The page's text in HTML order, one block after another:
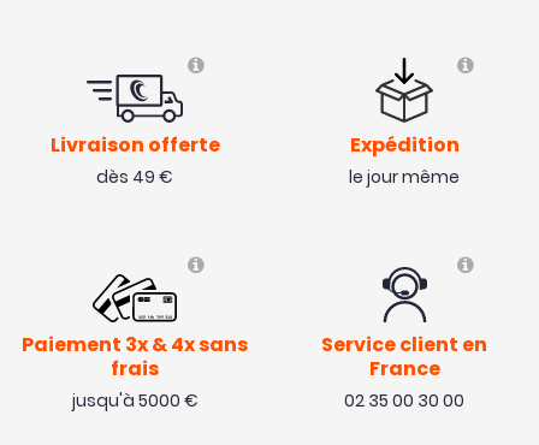
Livraison offerte
dès 49 €
Expédition
le jour même
Paiement 3x & 4x sans
frais
jusqu'à 5000 €
Service client en
France
02 35 00 30 00